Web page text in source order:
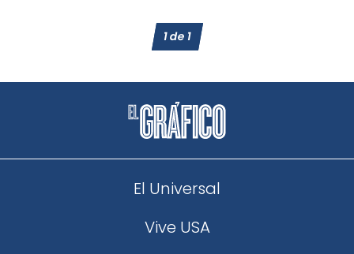
1de1
El Universal
Vive USA